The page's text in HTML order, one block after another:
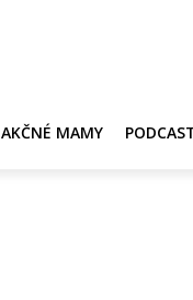
AKČNÉ MAMY